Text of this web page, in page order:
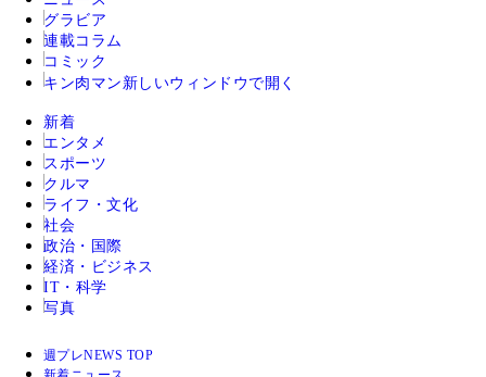
グラビア
連載コラム
コミック
キン肉マン 新しいウィンドウで開く
新着
エンタメ
スポーツ
クルマ
ライフ・文化
社会
政治・国際
経済・ビジネス
IT・科学
写真
週プレNEWS TOP